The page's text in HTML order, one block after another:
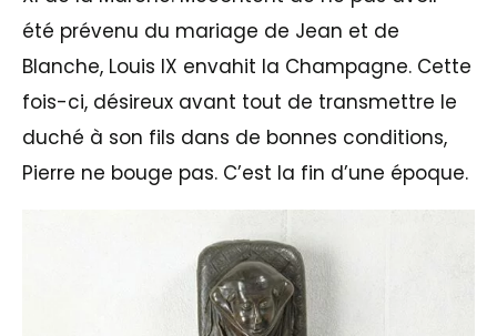
été prévenu du mariage de Jean et de
Blanche, Louis IX envahit la Champagne. Cette
fois-ci, désireux avant tout de transmettre le
duché à son fils dans de bonnes conditions,
Pierre ne bouge pas. C’est la fin d’une époque.